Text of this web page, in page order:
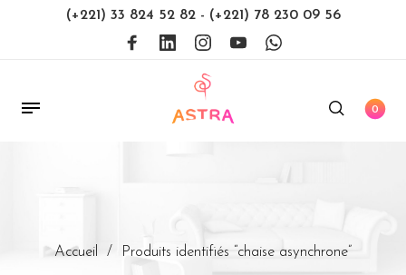
(+221) 33 824 52 82 - (+221) 78 230 09 56
0
Accueil / Produits identifiés “chaise asynchrone”